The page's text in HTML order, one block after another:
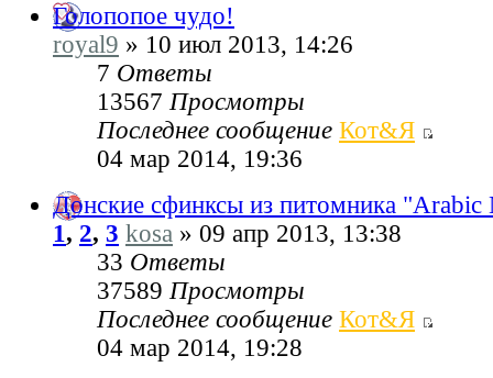
Голопопое чудо!
royal9 » 10 июл 2013, 14:26
7 Ответы
13567 Просмотры
Последнее сообщение Кот&Я
04 мар 2014, 19:36
Донские сфинксы из питомника "Arabic
1, 2, 3 kosa » 09 апр 2013, 13:38
33 Ответы
37589 Просмотры
Последнее сообщение Кот&Я
04 мар 2014, 19:28